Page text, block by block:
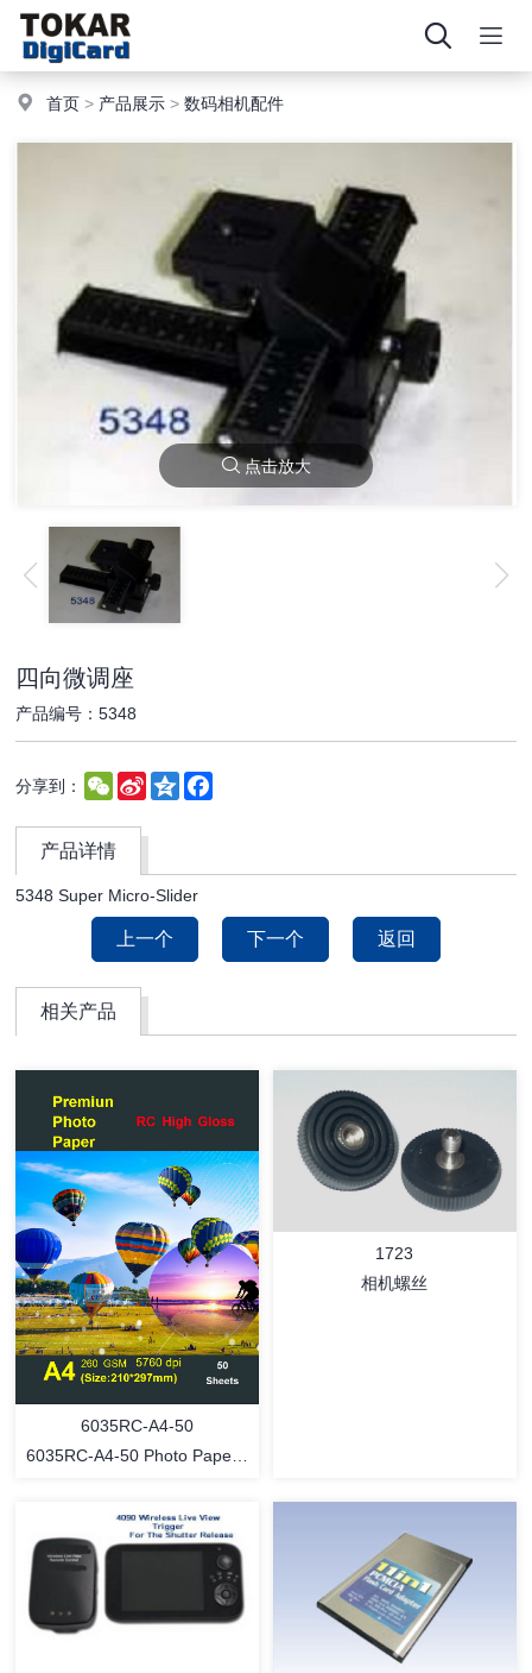
首页 > 产品展示 >数码相机配件
点击放大
四向微调座
产品编号：5348
分享到： WeChat
Sina
Weibo
Qzone
产品详情
5348 Super Micro-Slider
上一个 下一个 返回
相关产品
6035RC-A4-50
6035RC-A4-50 Photo Paper -
1723
相机螺丝